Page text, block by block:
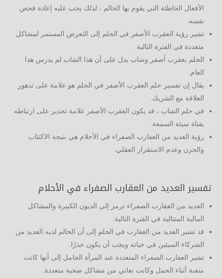
الأفعال الخاطئة التي يقوم بها الحالم ، لذلك يجب عليه إعادة فحص
نفسه.
تشير رؤية العقرب الأصفر في الحلم إلى التعرض المستمر لمشاكل
متعددة في الفترة التالية.
الحلم بعقرب أصفر وشاب يدل على أن هذا الشاب لم يدرس هذا
العام.
يقال إن تفسير حلم العقرب الأصفر في الحلم هو علامة على تدهور
العلاقة مع الشريك.
في حلم الشاب ، قد يكون العقرب الأصفر علامة تحذير على ارتباطه
بفتاة سيئة السمعة.
رؤية العديد من العقارب الصفراء في الأحلام هي نتيجة الاكتئاب
والحزن وعدم الاستقرار العقلي.
تفسير العديد من العقارب الصفراء في الأحلام
العديد من العقارب الصفراء ترمز إلى الديون الكبيرة والمشاكل
المالية المتتالية في الفترة التالية.
قد تشير العديد من العقارب في الحلم إلى أن الحالم لديه العديد من
الشركاء السيئين في حياته ويجب أن يكون حذرًا.
تشير العقارب الصفراء المتعددة عند المرأة الحامل إلى أنها كانت
متعبة أثناء الحمل وكانت تعاني من مشاكل صحية متعددة.